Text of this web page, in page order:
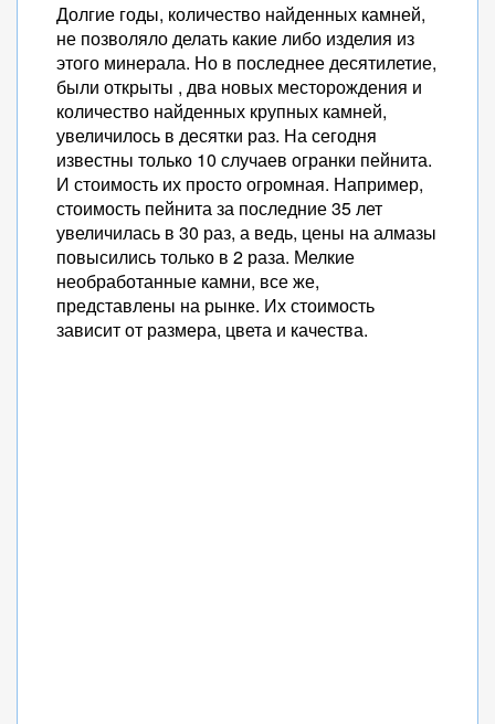
Долгие годы, количество найденных камней,
не позволяло делать какие либо изделия из
этого минерала. Но в последнее десятилетие,
были открыты , два новых месторождения и
количество найденных крупных камней,
увеличилось в десятки раз. На сегодня
известны только 10 случаев огранки пейнита.
И стоимость их просто огромная. Например,
стоимость пейнита за последние 35 лет
увеличилась в 30 раз, а ведь, цены на алмазы
повысились только в 2 раза. Мелкие
необработанные камни, все же,
представлены на рынке. Их стоимость
зависит от размера, цвета и качества.